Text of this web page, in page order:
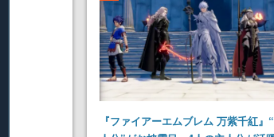
『ファイアーエムブレム 万紫千紅』